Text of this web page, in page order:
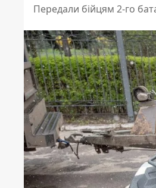
Передали бійцям 2-го